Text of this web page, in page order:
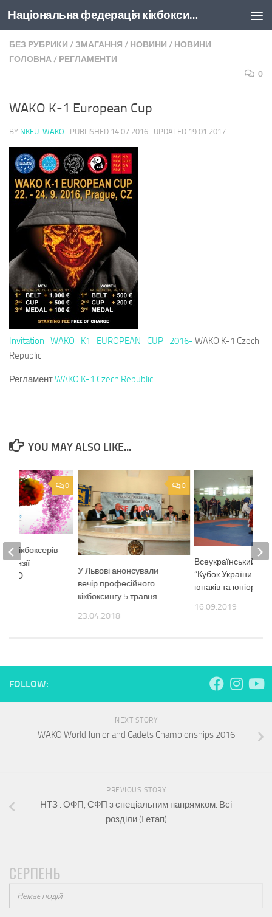
Skip to content Національна федерація кікбоксингу України
БЕЗ РУБРИКИ /ЗМАГАННЯ / НОВИНИ / НОВИНИ
ГОЛОВНА/ РЕГЛАМЕНТИ
0
WAKO K-1 European Cup
BY NKFU-WAKO · PUBLISHED 14.07.2016 · UPDATED 19.01.2017
Invitation_WAKO_K1_EUROPEAN_CUP_2016- WAKO K-1 Czech
Republic
РегламентWAKO K-1 Czech Republic
YOU MAY ALSO LIKE...
0
У Львові анонсували
вечір професійного
кікбоксингу 5 травня
23.04.2018
Всеукраїнський
“Кубок України
юнаків та юніорів”
16.09.2019
0
кікбоксерів
FOLLOW:
NEXT STORY
WAKO World Junior and Cadets Championships 2016
PREVIOUS STORY
НТЗ . ОФП, СФП з спеціальним напрямком. Всі
розділи (І етап)
СЕРПЕНЬ
Немає подій